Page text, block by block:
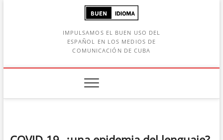
IMPULSAMOS EL BUEN USO DEL
ESPAÑOL EN LOS MEDIOS DE
COMUNICACIÓN DE CUBA